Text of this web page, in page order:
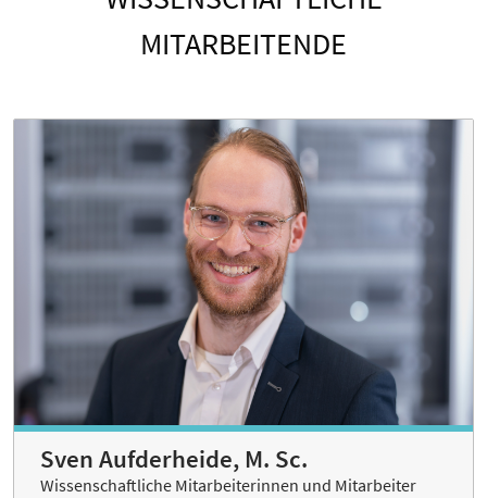
MITARBEITENDE
Sven Aufderheide, M. Sc.
Wissenschaftliche Mitarbeiterinnen und Mitarbeiter